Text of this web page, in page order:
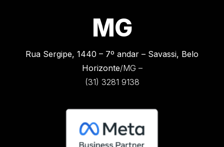
MG
Rua Sergipe, 1440 – 7º andar – Savassi, Belo
Horizonte/MG –
(31) 3281 9138